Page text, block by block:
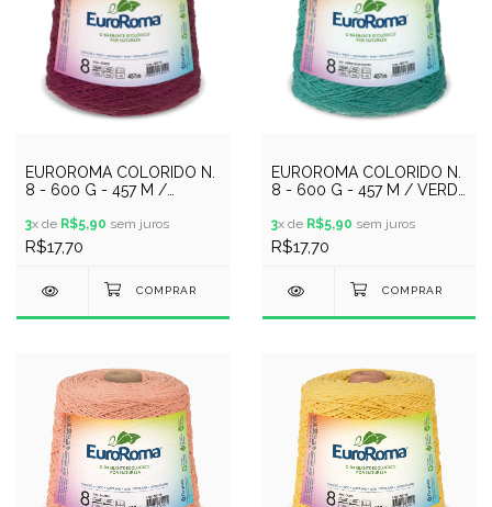
EUROROMA COLORIDO N.
8 - 600 G - 457 M /
3x de R$5,90 sem juros
R$17,70
EUROROMA COLORIDO N.
8 - 600 G - 457 M / VERDE
3x de R$5,90 sem juros
R$17,70